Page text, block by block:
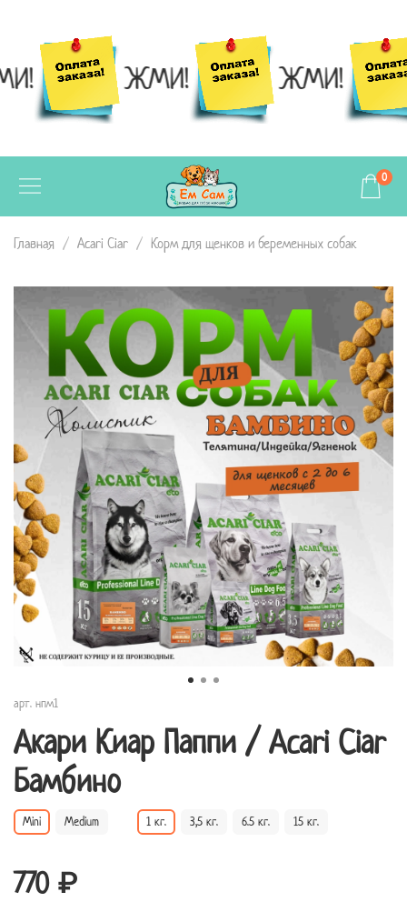
ЖМИ! ЖМИ!
0
Главная Acari Ciar Корм для щенков и беременных собак
арт. нпм1
Акари Киар Паппи / Acari Ciar
Бамбино
Mini Medium 1 кг. 3,5 кг. 6.5 кг. 15 кг.
770 ₽